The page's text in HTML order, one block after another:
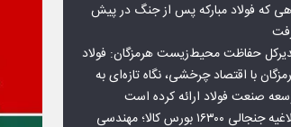
که فولاد مبارکه پس از جنگ در پیش
حفاظت محیط‌زیست هرمزگان: فولاد
با اقتصاد چرخشی، نگاه تازه‌ای به
صنعت فولاد ارائه کرده است
ابلاغیه جنجالی ۱۶۳۰۰ بورس کالا؛ مهندسی